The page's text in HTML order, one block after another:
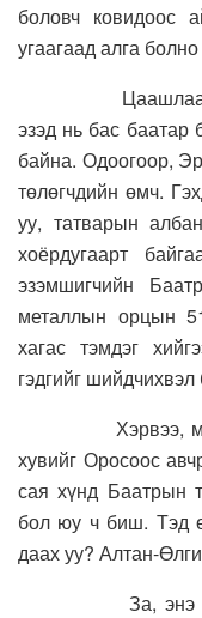
боловч ковидоос
угаагаад алга
эзэд нь бас баатар
байна. Одоогоор,
төлөгчдийн өмч.
уу, татварын
хоёрдугаарт
эзэмшигчийн
металлын орцын
хагас тэмдэг
гэдгийг
Хэрвээ, манай
хувийг Оросоос
сая хүнд Баатрын
бол юу ч биш. Тэд
даах уу? Алтан-
За, энэ ч